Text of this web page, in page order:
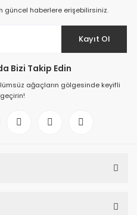
güncel haberlere erişebilirsiniz.
Kayıt Ol
Bizi Takip Edin
ağaçların gölgesinde keyifli